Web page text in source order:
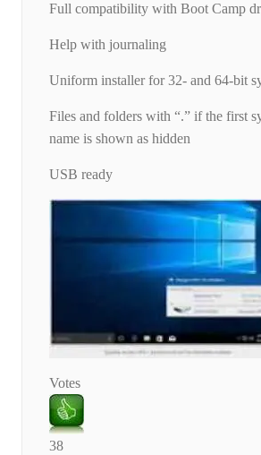
Full compatibility with Boot Camp
Help with journaling
Uniform installer for 32- and 64-bit
Files and folders with “.” if the first
name is shown as hidden
USB ready
Votes
38